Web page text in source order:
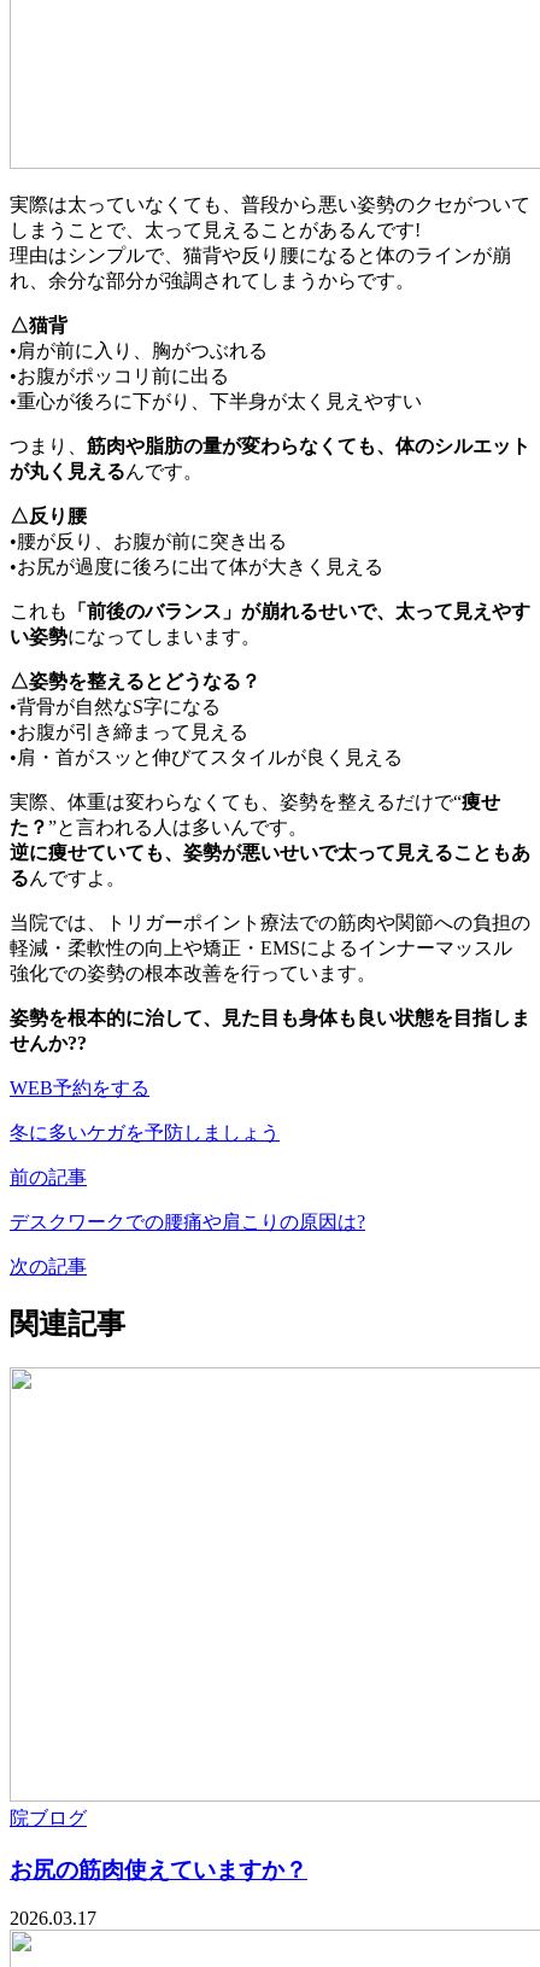
実際は太っていなくても、普段から悪い姿勢のクセがついて
しまうことで、太って見えることがあるんです!
理由はシンプルで、猫背や反り腰になると体のラインが崩
れ、余分な部分が強調されてしまうからです。
△猫背
•肩が前に入り、胸がつぶれる
•お腹がポッコリ前に出る
•重心が後ろに下がり、下半身が太く見えやすい
つまり、 筋肉や脂肪の量が変わらなくても、体のシルエット
が丸く見えるんです。
△反り腰
•腰が反り、お腹が前に突き出る
•お尻が過度に後ろに出て体が大きく見える
これも
「前後のバランス」が崩れるせいで、太って見えやす
い姿勢になってしまいます。
△姿勢を整えるとどうなる？
•背骨が自然なS字になる
•お腹が引き締まって見える
•肩・首がスッと伸びてスタイルが良く見える
実際、体重は変わらなくても、姿勢を整えるだけで“痩せ
た？”と言われる人は多いんです。
逆に痩せていても、姿勢が悪いせいで太って見えることもあ
るんですよ。
当院では、トリガーポイント療法での筋肉や関節への負担の
軽減・柔軟性の向上や矯正・EMSによるインナーマッスル
強化での姿勢の根本改善を行っています。
姿勢を根本的に治して、見た目も身体も良い状態を目指しま
せんか??
WEB予約をする
冬に多いケガを予防しましょう
前の記事
デスクワークでの腰痛や肩こりの原因は?
次の記事
関連記事
院ブログ
お尻の筋肉使えていますか？
2026.03.17